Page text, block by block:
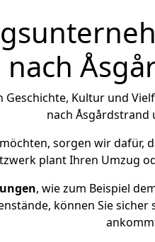
nach
Kultur und
nach Åsgårdstrand
sorgen wir dafür,
plant Ihren Umzug
, wie zum Beispiel
können Sie sicher